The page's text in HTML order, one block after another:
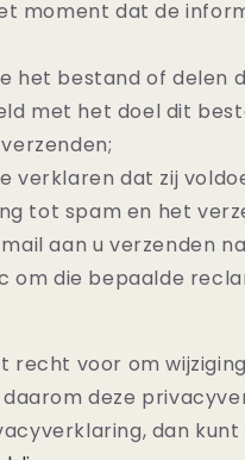
moment dat de
het bestand of delen
met het doel dit
verklaren dat zij
tot spam en het
aan u verzenden
om die bepaalde
recht voor om
deze
dan